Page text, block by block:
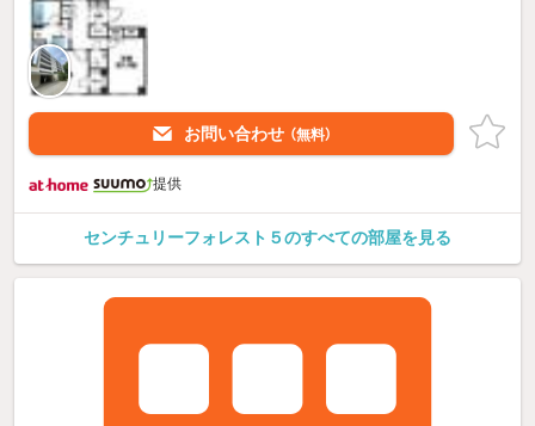
お問い合わせ （無料）
提供
センチュリーフォレスト５のすべての部屋を見る